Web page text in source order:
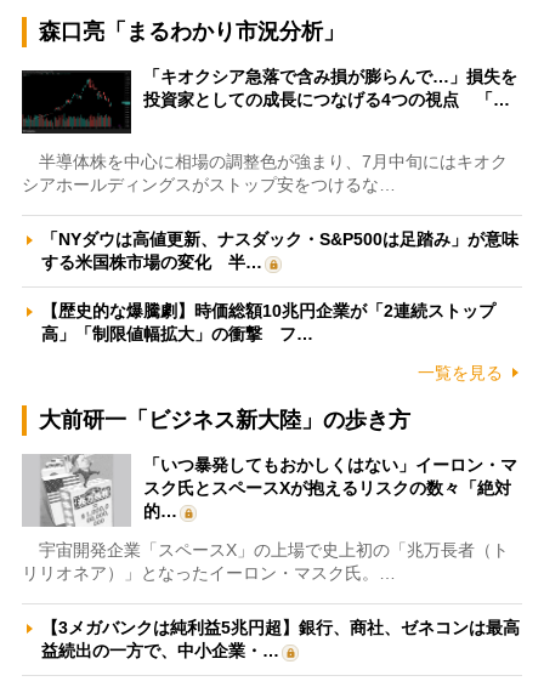
森口亮「まるわかり市況分析」
「キオクシア急落で含み損が膨らんで…」損失を
投資家としての成長につなげる4つの視点 「…
半導体株を中心に相場の調整色が強まり、7月中旬にはキオク
シアホールディングスがストップ安をつけるな…
「NYダウは高値更新、ナスダック・S&P500は足踏み」が意味
する米国株市場の変化 半…
【歴史的な爆騰劇】時価総額10兆円企業が「2連続ストップ
高」「制限値幅拡大」の衝撃 フ…
一覧を見る
大前研一「ビジネス新大陸」の歩き方
「いつ暴発してもおかしくはない」イーロン・マ
スク氏とスペースXが抱えるリスクの数々「絶対
的…
宇宙開発企業「スペースX」の上場で史上初の「兆万長者（ト
リリオネア）」となったイーロン・マスク氏。…
【3メガバンクは純利益5兆円超】銀行、商社、ゼネコンは最高
益続出の一方で、中小企業・…